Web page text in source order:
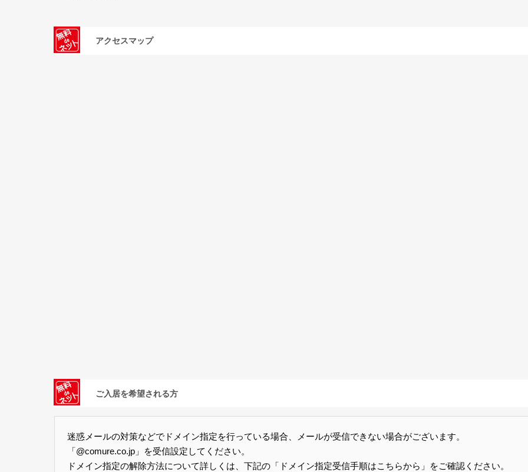
アクセスマップ
ご入居を希望される方
迷惑メールの対策などでドメイン指定を行っている場合、メールが受信できない場合がございます。
「@comure.co.jp」を受信設定してください。
ドメイン指定の解除方法について詳しくは、下記の「ドメイン指定受信手順はこちらから」をご確認ください。